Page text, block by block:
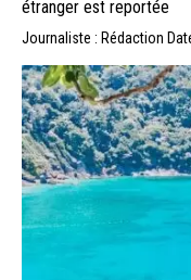
étranger est reportée
Journaliste : Rédaction